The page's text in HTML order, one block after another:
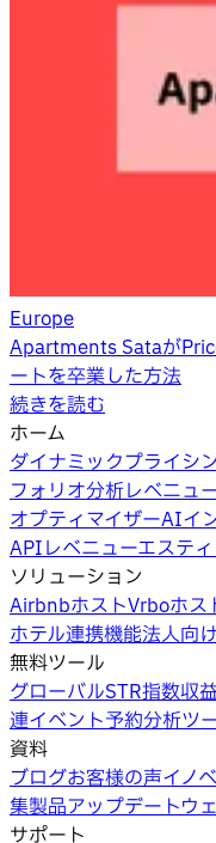
Europe
Apartments Sataが
ートを卒業した方法
続きを読む
ホーム
ダイナミックプライシ
フォリオ分析レベニュ
オプティマイザーAIイ
APIレベニューエステ
ソリューション
AirbnbホストVrboホス
ホテル連携機能法人向
無料ツール
グローバルSTR指数収
連イベント予約分析ツ
資料
ブログお客様の声イノ
集製品アップデートウ
サポート